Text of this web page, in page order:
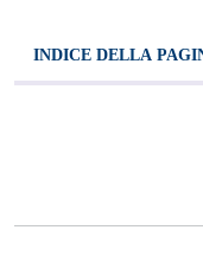
INDICE DELLA